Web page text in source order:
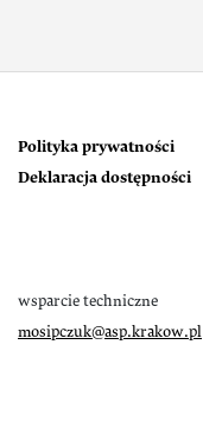
Polityka prywatności
Deklaracja dostępności
wsparcie techniczne
mosipczuk@asp.krakow.pl